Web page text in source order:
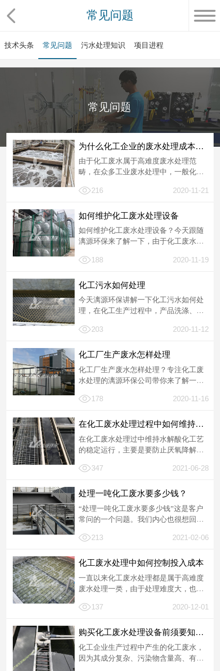
常见问题
技术头条 常见问题 污水处理知识 项目进程
常见问题
为什么化工企业的废水处理成本普遍偏高
由于化工废水属于高难度废水处理范
畴，在众多工业废水处理中，一般化工
工企业排出...
216 2020-11-21
如何维护化工废水处理设备
如何维护化工废水处理设备？今天跟随
漓源环保来了解一下，由于化工废水成
多，不易...
188 2020-11-19
化工污水如何处理
今天漓源环保讲解一下化工污水如何处
理，在化工生产过程中，产品洗涤、循
排水等工...
203 2020-11-12
化工厂生产废水怎样处理
化工厂生产废水怎样处理？专注化工废
水处理的漓源环保公司带你来了解一
够有效促进...
178 2020-11-16
在化工废水处理过程中如何维持水解酸化工艺的稳定运行
在化工废水处理过中维持水解酸化工艺
的稳定运行，主要是要防止厌氧降解发
菌的不同...
347 2021-06-28
处理一吨化工废水要多少钱？
“处理一吨化工废水要多少钱”这是客户
常问的一个问题。我们内心也很想回答
时也有...
213 2021-02-06
化工废水处理中如何控制投入成本
一直以来化工废水处理都是属于高难度
废水处理一类，由于处理难度大，也就
化工企业...
137 2020-12-01
购买化工废水处理设备前须要知道事项
化工企业生产过程中产生的化工废水，
因为其成分复杂、污染物含量高、有毒